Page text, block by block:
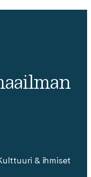
& ihmiset